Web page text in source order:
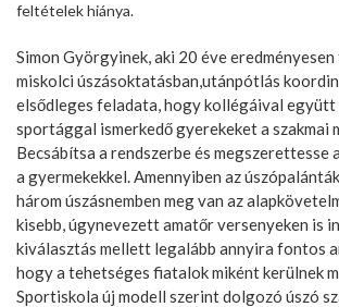
feltételek hiánya.
Simon Györgyinek, aki 20 éve
miskolci úszásoktatásban,utánpótlás
elsődleges feladata, hogy kollégáival együtt
sportággal ismerkedő gyerekeket a szakmai
Becsábítsa a rendszerbe és megszerettesse
a gyermekekkel. Amennyiben az
három úszásnemben meg van az
kisebb, úgynevezett amatőr versenyeken is
kiválasztás mellett legalább annyira fontos
hogy a tehetséges fiatalok miként kerülnek
Sportiskola új modell szerint dolgozó úszó